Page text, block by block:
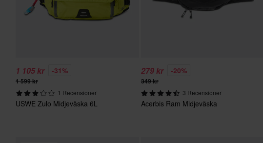
1 105 kr -31%
1 599 kr
1 Recensioner
USWE Zulo Midjeväska 6L
279 kr -20%
349 kr
3 Recensioner
Acerbis Ram Midjeväska